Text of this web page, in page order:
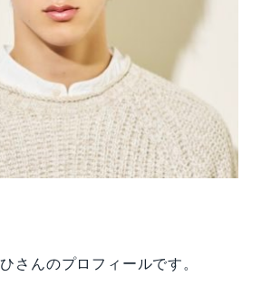
さんのプロフィールです。